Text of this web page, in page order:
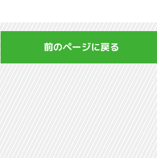
前のページに戻る